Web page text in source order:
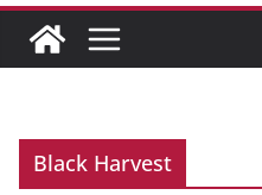
Black Harvest